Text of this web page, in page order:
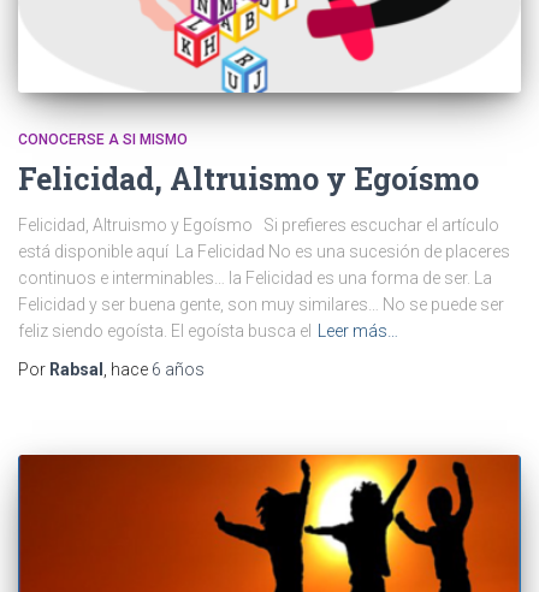
CONOCERSE A SI MISMO
Felicidad, Altruismo y Egoísmo
Felicidad, Altruismo y Egoísmo Si prefieres escuchar el artículo
está disponible aquí La Felicidad No es una sucesión de placeres
continuos e interminables… la Felicidad es una forma de ser. La
Felicidad y ser buena gente, son muy similares… No se puede ser
feliz siendo egoísta. El egoísta busca el
Leer más…
Por Rabsal , hace 6 años